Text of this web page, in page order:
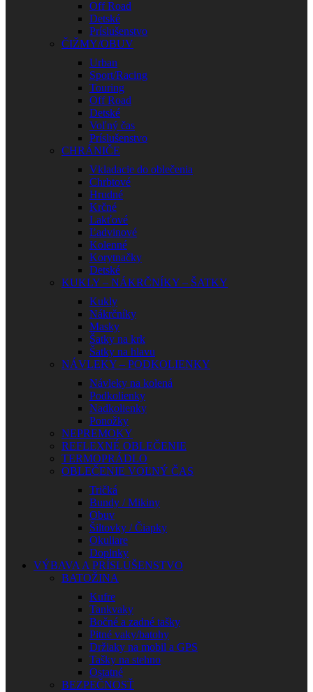
Off Road
Detské
Príslušenstvo
ČIŽMY/OBUV
Urban
Sport/Racing
Touring
Off Road
Detské
Voľný čas
Príslušenstvo
CHRÁNIČE
Vkladacie do oblečenia
Chrbtové
Hrudné
Krčné
Lakťové
Ľadvinové
Kolenné
Korytnačky
Detské
KUKLY – NÁKRČNÍKY – ŠATKY
Kukly
Nákrčníky
Masky
Šatky na krk
Šatky na hlavu
NÁVLEKY – PODKOLIENKY
Návleky na kolená
Podkolienky
Nadkolienky
Ponožky
NEPREMOKY
REFLEXNÉ OBLEČENIE
TERMOPRÁDLO
OBLEČENIE VOĽNÝ ČAS
Tričká
Bundy / Mikiny
Obuv
Šiltovky / Čiapky
Okuliare
Doplnky
VÝBAVA A PRÍSLUŠENSTVO
BATOŽINA
Kufre
Tankvaky
Bočné a zadné tašky
Pitné vaky/batohy
Držiaky na mobil a GPS
Tašky na stehno
Ostatné
BEZPEČNOSŤ